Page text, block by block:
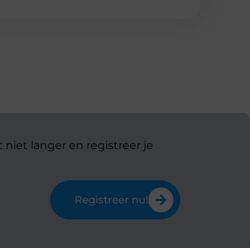
langer en registreer je
Registreer nu!